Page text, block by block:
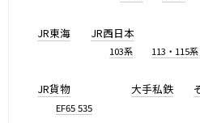
JR東海 JR西日本
103系 113・115系
JR貨物
EF65 535
大手私鉄